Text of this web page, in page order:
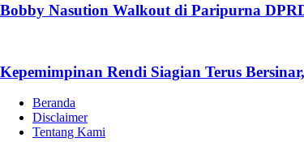
Bobby Nasution Walkout di Paripurna
Kepemimpinan Rendi Siagian Terus
Beranda
Disclaimer
Tentang Kami